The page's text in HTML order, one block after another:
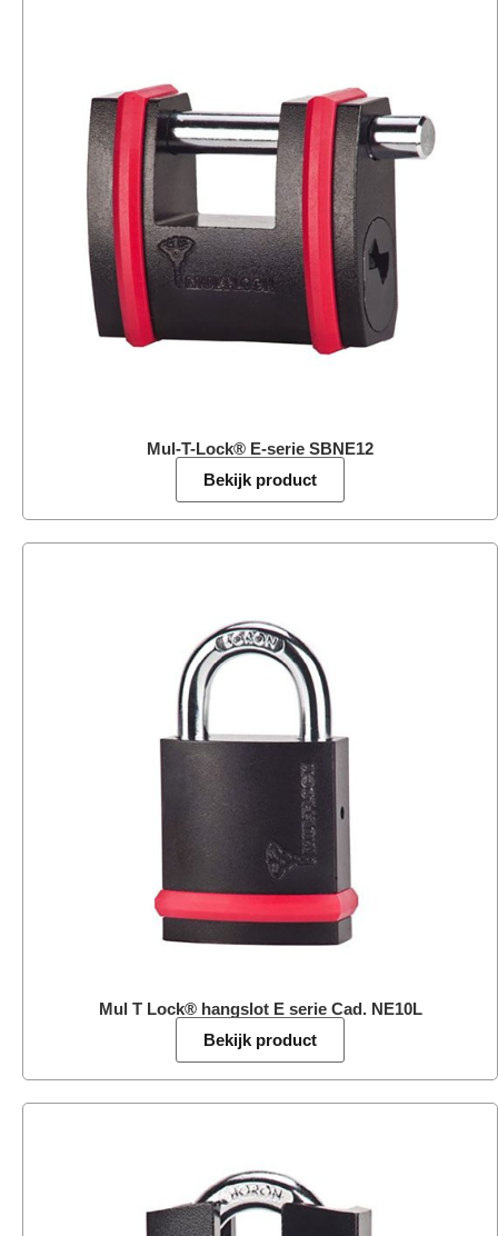
Mul-T-Lock® E-serie SBNE12
Bekijk product
Mul T Lock® hangslot E serie Cad. NE10L
Bekijk product